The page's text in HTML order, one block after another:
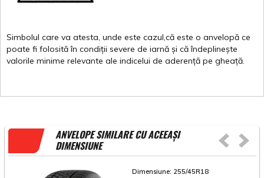
Simbolul care va atesta, unde este cazul,că este o anvelopă ce
poate fi folosită în condiții severe de iarnă și că îndeplinește
valorile minime relevante ale indicelui de aderență pe gheață.
ANVELOPE SIMILARE CU ACEEAȘI
DIMENSIUNE
Dimensiune: 255/45R18